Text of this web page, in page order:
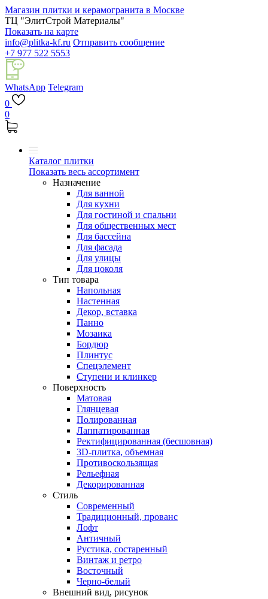
Магазин плитки и керамогранита в Москве
ТЦ "ЭлитСтрой Материалы"
Показать на карте
info@plitka-kf.ru Отправить сообщение
+7 977 522 5553
WhatsApp Telegram
0
0
Каталог плитки
Показать весь ассортимент
Назначение
Для ванной
Для кухни
Для гостиной и спальни
Для общественных мест
Для бассейна
Для фасада
Для улицы
Для цоколя
Тип товара
Напольная
Настенная
Декор, вставка
Панно
Мозаика
Бордюр
Плинтус
Спецэлемент
Ступени и клинкер
Поверхность
Матовая
Глянцевая
Полированная
Лаппатированная
Ректифицированная (бесшовная)
3D-плитка, объемная
Противоскользящая
Рельефная
Декорированная
Стиль
Современный
Традиционный, прованс
Лофт
Античный
Рустика, состаренный
Винтаж и ретро
Восточный
Черно-белый
Внешний вид, рисунок